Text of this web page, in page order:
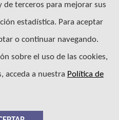
de terceros para mejorar sus
estadística. Para aceptar
o continuar navegando.
sobre el uso de las cookies,
acceda a nuestra Política de
in
seguros/include/page.php